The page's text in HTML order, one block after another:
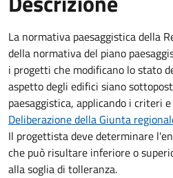
La normativa paesaggistica della
della normativa del piano
i progetti che modificano lo stato
aspetto degli edifici siano
paesaggistica, applicando i criteri
Deliberazione della Giunta
Il progettista deve determinare
che può risultare inferiore o
alla soglia di tolleranza.